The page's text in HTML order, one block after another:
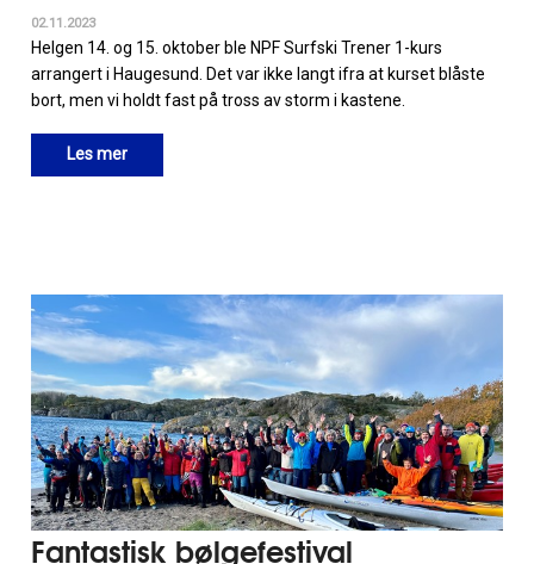
02.11.2023
Helgen 14. og 15. oktober ble NPF Surfski Trener 1-kurs
arrangert i Haugesund. Det var ikke langt ifra at kurset blåste
bort, men vi holdt fast på tross av storm i kastene.
Les mer
Fantastisk bølgefestival